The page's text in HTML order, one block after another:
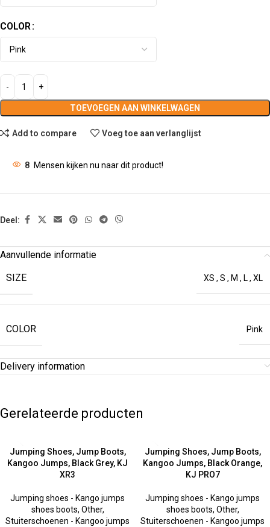
COLOR
TOEVOEGEN AAN WINKELWAGEN
Add to compare Voeg toe aan verlanglijst
8 Mensen kijken nu naar dit product!
Deel:
Aanvullende informatie
SIZE
XS , S , M , L , XL
COLOR Pink
Delivery information
Gerelateerde producten
Jumping Shoes, Jump Boots,
Kangoo Jumps, Black Grey, KJ
XR3
Jumping shoes - Kango jumps
shoes boots, Other,
Stuiterschoenen - Kangoo jumps
Jumping Shoes, Jump Boots,
Kangoo Jumps, Black Orange,
KJ PRO7
Jumping shoes - Kango jumps
shoes boots, Other,
Stuiterschoenen - Kangoo jumps